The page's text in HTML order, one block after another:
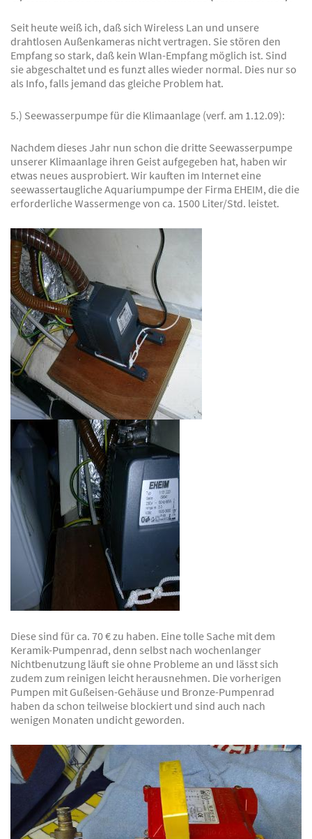
Seit heute weiß ich, daß sich Wireless Lan und unsere
drahtlosen Außenkameras nicht vertragen. Sie stören den
Empfang so stark, daß kein Wlan-Empfang möglich ist. Sind
sie abgeschaltet und es funzt alles wieder normal. Dies nur so
als Info, falls jemand das gleiche Problem hat.
5.) Seewasserpumpe für die Klimaanlage (verf. am 1.12.09):
Nachdem dieses Jahr nun schon die dritte Seewasserpumpe
unserer Klimaanlage ihren Geist aufgegeben hat, haben wir
etwas neues ausprobiert. Wir kauften im Internet eine
seewassertaugliche Aquariumpumpe der Firma EHEIM, die die
erforderliche Wassermenge von ca. 1500 Liter/Std. leistet.
Diese sind für ca. 70 € zu haben. Eine tolle Sache mit dem
Keramik-Pumpenrad, denn selbst nach wochenlanger
Nichtbenutzung läuft sie ohne Probleme an und lässt sich
zudem zum reinigen leicht herausnehmen. Die vorherigen
Pumpen mit Gußeisen-Gehäuse und Bronze-Pumpenrad
haben da schon teilweise blockiert und sind auch nach
wenigen Monaten undicht geworden.